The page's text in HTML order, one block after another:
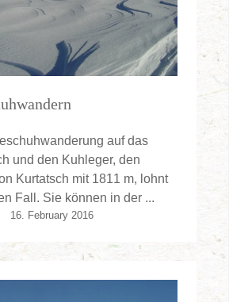
auf das
und den Kuhleger, den
Kurtatsch mit 1811 m, lohnt
Fall. Sie können in der ...
16. February 2016